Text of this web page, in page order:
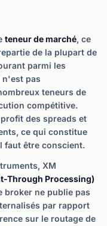
teneur de marché, ce
de la plupart de
parmi les
n'est pas
teneurs de
compétitive.
des spreads et
ce qui constitue
être conscient.
XM
Through Processing)
broker ne publie pas
par rapport
sur le routage de